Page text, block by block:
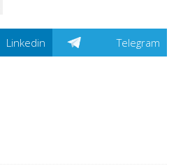
Linkedin Telegram